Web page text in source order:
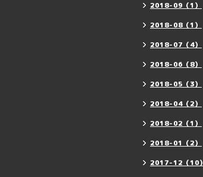
2018-09（1）
2018-08（1）
2018-07（4）
2018-06（8）
2018-05（3）
2018-04（2）
2018-02（1）
2018-01（2）
2017-12（10）